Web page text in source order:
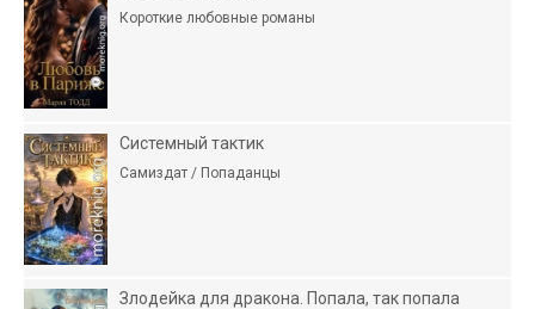
Короткие любовные романы
Системный тактик
Самиздат / Попаданцы
Злодейка для дракона. Попала, так попала